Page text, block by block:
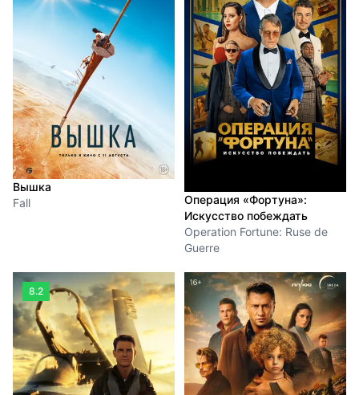
Вышка
Fall
Операция «Фортуна»:
Искусство побеждать
Operation Fortune: Ruse de
Guerre
8.2